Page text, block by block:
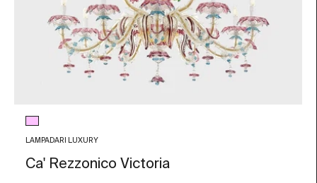
Colore vetro
Rosa e Azzurro
LAMPADARI LUXURY
Ca' Rezzonico Victoria